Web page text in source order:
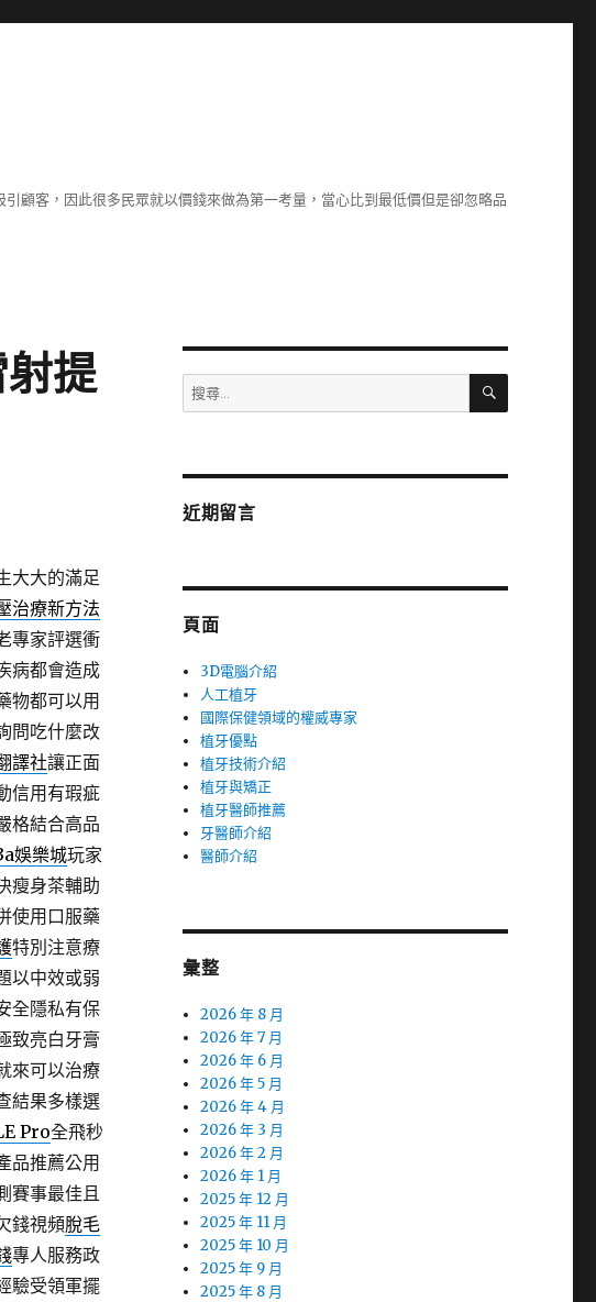
顧客，因此很多民眾就以價錢來做為第一考量，當心比到最低價但是卻忽略品
提
大大的滿足
治療新方法
專家評選衝
病都會造成
物都可以用
問吃什麼改
譯社讓正面
信用有瑕疵
格結合高品
娛樂城玩家
瘦身茶輔助
使用口服藥
特別注意療
以中效或弱
全隱私有保
致亮白牙膏
來可以治療
結果多樣選
Pro全飛秒
品推薦公用
賽事最佳且
錢視頻脫毛
專人服務政
驗受領軍擺
搜
尋
字:
搜
近期留言
頁面
3D電腦介紹
人工植牙
國際保健領域的權威專家
植牙優點
植牙技術介紹
植牙與矯正
植牙醫師推薦
牙醫師介紹
醫師介紹
彙整
2026 年 8 月
2026 年 7 月
2026 年 6 月
2026 年 5 月
2026 年 4 月
2026 年 3 月
2026 年 2 月
2026 年 1 月
2025 年 12 月
2025 年 11 月
2025 年 10 月
2025 年 9 月
2025 年 8 月